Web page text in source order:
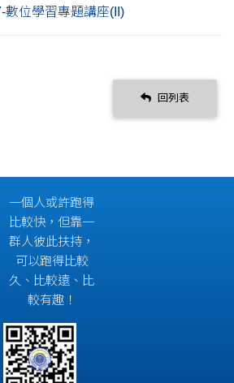
數位學習專題講座(II)
回列表
一個人或許跑得
比較快，但靠一
群人彼此扶持，
可以跑得比較
久、比較遠、比
較有趣！